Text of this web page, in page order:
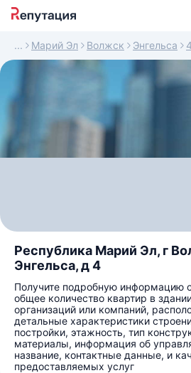
Марий Эл Волжск Энгельса 4
Республика Марий Эл, г
Энгельса, д 4
Получите подробную информацию
общее количество квартир в
организаций или компаний,
детальные характеристики
постройки, этажность, тип
материалы, информация об
название, контактные данные, и
предоставляемых услуг